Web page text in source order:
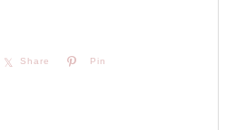
Share Pin